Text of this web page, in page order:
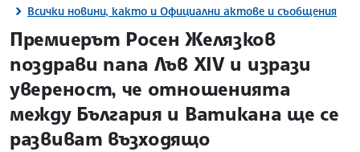
Всички новини, както и Официални актове и съобщения
site.bta
Премиерът Росен Желязков
поздрави папа Лъв XIV и изрази
увереност, че отношенията
между България и Ватикана ще се
развиват възходящо